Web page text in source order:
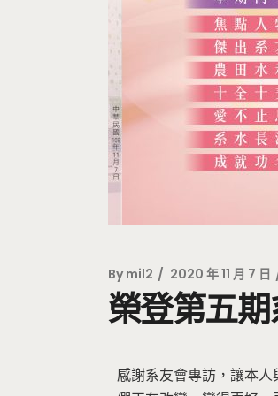
By mil2 2020 年 11 月 7 日
榮登第五
感謝系友會專訪，讓本